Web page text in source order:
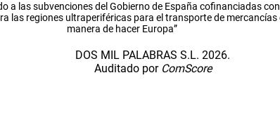
a las subvenciones del Gobierno de España cofinanciadas
las regiones ultraperiféricas para el transporte de mercancías
manera de hacer Europa”
DOS MIL PALABRAS S.L. 2026.
Auditado por ComScore